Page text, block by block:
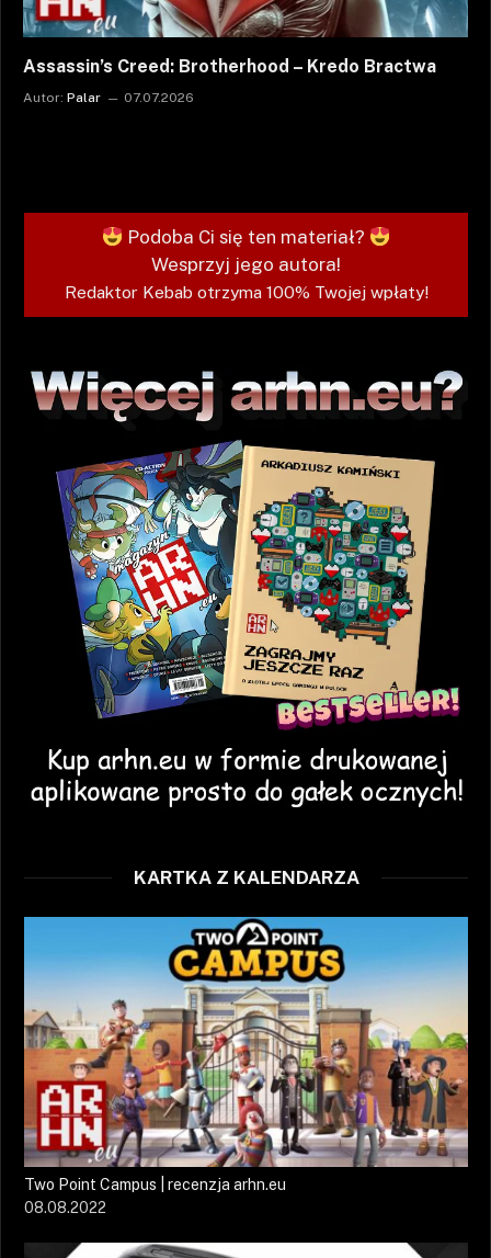
Assassin’s Creed: Brotherhood – Kredo Bractwa
Autor: Palar 07.07.2026
Podoba Ci się ten materiał?
Wesprzyj jego autora!
Redaktor Kebab otrzyma 100% Twojej wpłaty!
KARTKA Z KALENDARZA
Two Point Campus | recenzja arhn.eu
08.08.2022